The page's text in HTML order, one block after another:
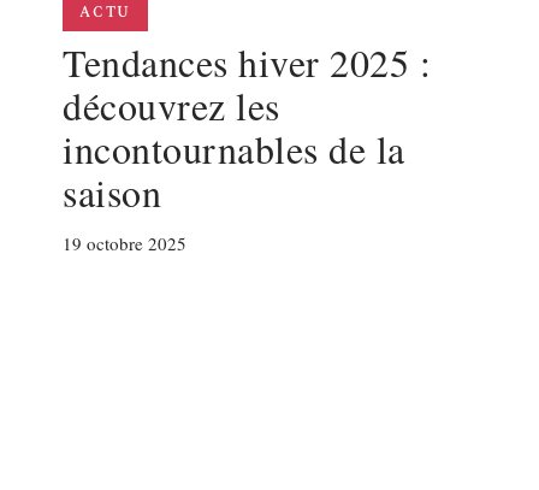
ACTU
Tendances hiver 2025 :
découvrez les
incontournables de la
saison
19 octobre 2025